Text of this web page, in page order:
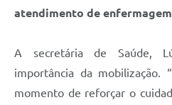
atendimento de
A secretária de Saúde,
importância da mobilização.
momento de reforçar o